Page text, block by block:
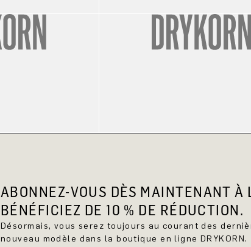
ABONNEZ-VOUS DÈS MAINTENANT À
BÉNÉFICIEZ DE 10 % DE RÉDUCTION.
Désormais, vous serez toujours au courant des
nouveau modèle dans la boutique en ligne DRYKORN.